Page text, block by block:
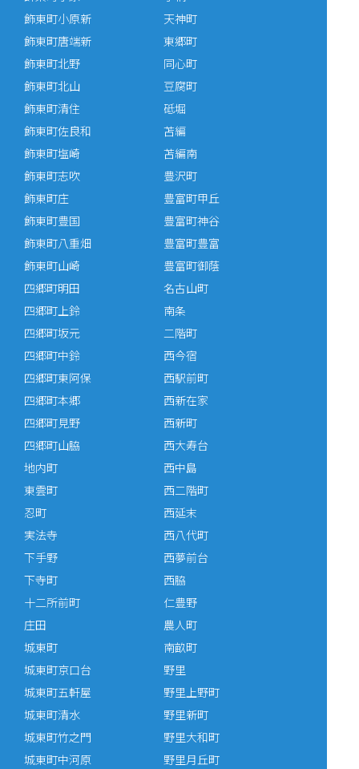
飾東町小原新
飾東町唐端新
飾東町北野
飾東町北山
飾東町清住
飾東町佐良和
飾東町塩崎
飾東町志吹
飾東町庄
飾東町豊国
飾東町八重畑
飾東町山崎
四郷町明田
四郷町上鈴
四郷町坂元
四郷町中鈴
四郷町東阿保
四郷町本郷
四郷町見野
四郷町山脇
地内町
東雲町
忍町
実法寺
下手野
下寺町
十二所前町
庄田
城東町
城東町京口台
城東町五軒屋
城東町清水
城東町竹之門
城東町中河原
天神町
東郷町
同心町
豆腐町
砥堀
苫編
苫編南
豊沢町
豊富町甲丘
豊富町神谷
豊富町豊富
豊富町御蔭
名古山町
南条
二階町
西今宿
西駅前町
西新在家
西新町
西大寿台
西中島
西二階町
西延末
西八代町
西夢前台
西脇
仁豊野
農人町
南畝町
野里
野里上野町
野里新町
野里大和町
野里月丘町